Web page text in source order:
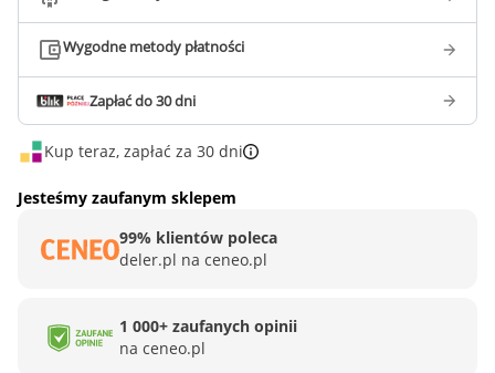
Wygodne metody płatności
Zapłać do 30 dni
Kup teraz, zapłać za 30 dni
Jesteśmy zaufanym sklepem
99% klientów poleca
deler.pl na ceneo.pl
1 000+ zaufanych opinii
na ceneo.pl